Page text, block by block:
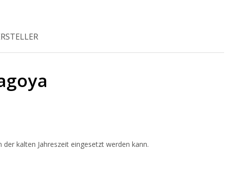
kalten Jahreszeit eingesetzt werden kann.